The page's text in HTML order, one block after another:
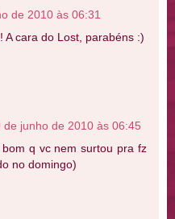
de 2010 às 06:31
A cara do Lost, parabéns :)
de junho de 2010 às 06:45
q vc nem surtou pra fz
no domingo)